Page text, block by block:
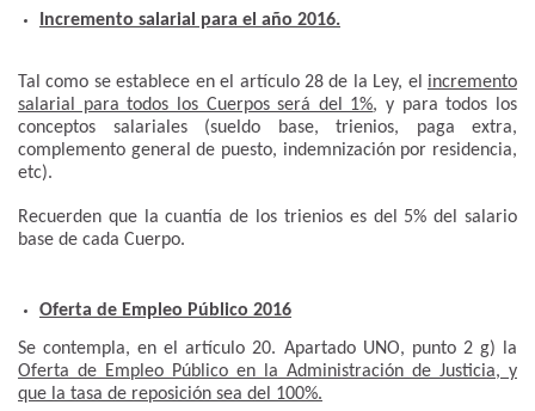
Incremento salarial para el año 2016.
Tal como se establece en el artículo 28 de la Ley, el incremento
salarial para todos los Cuerpos será del 1%, y para todos los
conceptos salariales (sueldo base, trienios, paga extra,
complemento general de puesto, indemnización por residencia,
etc).
Recuerden que la cuantía de los trienios es del 5% del salario
base de cada Cuerpo.
Oferta de Empleo Público 2016
Se contempla, en el artículo 20. Apartado UNO, punto 2 g) la
Oferta de Empleo Público en la Administración de Justicia, y
que la tasa de reposición sea del 100%.